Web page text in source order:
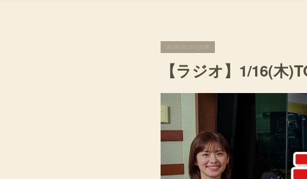
2025.01.17 03:08
【ラジオ】1/16(木